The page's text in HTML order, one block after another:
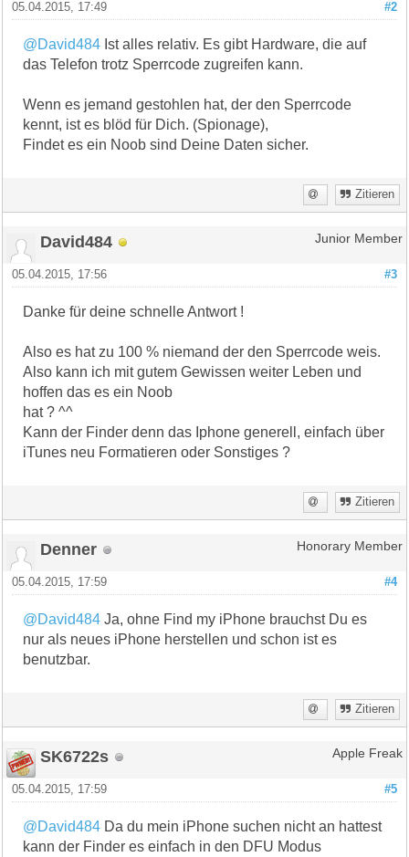
#2
05.04.2015, 17:49
@David484 Ist alles relativ. Es gibt Hardware, die auf
das Telefon trotz Sperrcode zugreifen kann.
Wenn es jemand gestohlen hat, der den Sperrcode
kennt, ist es blöd für Dich. (Spionage),
Findet es ein Noob sind Deine Daten sicher.
Zitieren
David484 Junior Member
#3
05.04.2015, 17:56
Danke für deine schnelle Antwort !
Also es hat zu 100 % niemand der den Sperrcode weis.
Also kann ich mit gutem Gewissen weiter Leben und
hoffen das es ein Noob
hat ? ^^
Kann der Finder denn das Iphone generell, einfach über
iTunes neu Formatieren oder Sonstiges ?
Zitieren
Denner Honorary Member
#4
05.04.2015, 17:59
@David484 Ja, ohne Find my iPhone brauchst Du es
nur als neues iPhone herstellen und schon ist es
benutzbar.
Zitieren
SK6722s Apple Freak
#5
05.04.2015, 17:59
@David484 Da du mein iPhone suchen nicht an hattest
kann der Finder es einfach in den DFU Modus